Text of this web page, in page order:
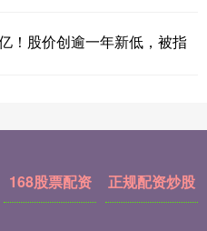
！股价创逾一年新低，被指
168股票配资 正规配资炒股